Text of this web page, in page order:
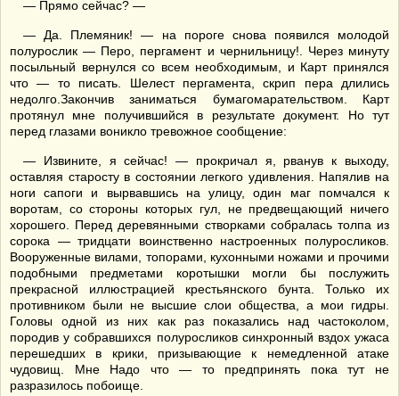
— Прямо сейчас? —
— Да. Племяник! — на пороге снова появился молодой
полурослик — Перо, пергамент и чернильницу!. Через минуту
посыльный вернулся со всем необходимым, и Карт принялся
что — то писать. Шелест пергамента, скрип пера длились
недолго.Закончив заниматься бумагомарательством. Карт
протянул мне получившийся в результате документ. Но тут
перед глазами воникло тревожное сообщение:
— Извините, я сейчас! — прокричал я, рванув к выходу,
оставляя старосту в состоянии легкого удивления. Напялив на
ноги сапоги и вырвавшись на улицу, один маг помчался к
воротам, со стороны которых гул, не предвещающий ничего
хорошего. Перед деревянными створками собралась толпа из
сорока — тридцати воинственно настроенных полуросликов.
Вооруженные вилами, топорами, кухонными ножами и прочими
подобными предметами коротышки могли бы послужить
прекрасной иллюстрацией крестьянского бунта. Только их
противником были не высшие слои общества, а мои гидры.
Головы одной из них как раз показались над частоколом,
породив у собравшихся полуросликов синхронный вздох ужаса
перешедших в крики, призывающие к немедленной атаке
чудовищ. Мне Надо что — то предпринять пока тут не
разразилось побоище.